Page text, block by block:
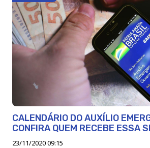
CALENDÁRIO DO AUXÍLIO
CONFIRA QUEM RECEBE ESSA
23/11/2020 09:15